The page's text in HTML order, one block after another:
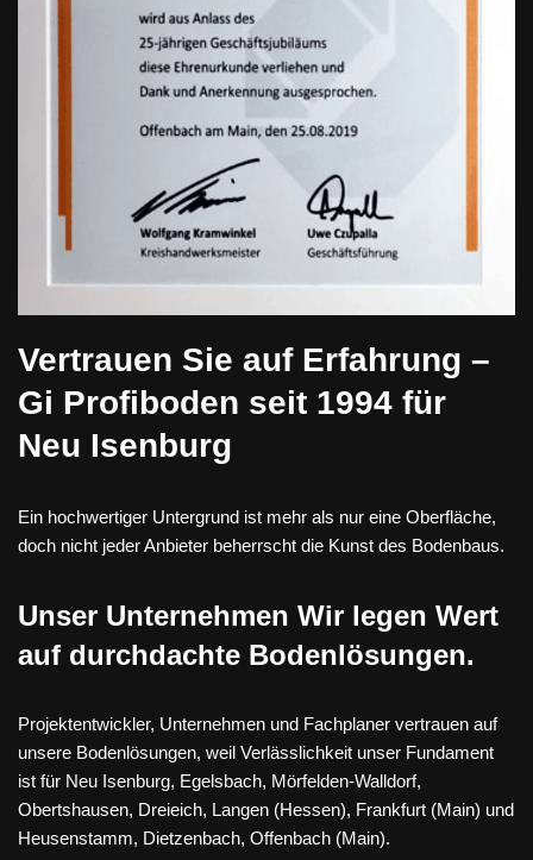
Vertrauen Sie auf Erfahrung –
Gi Profiboden seit 1994 für
Neu Isenburg
Ein hochwertiger Untergrund ist mehr als nur eine Oberfläche,
doch nicht jeder Anbieter beherrscht die Kunst des Bodenbaus.
Unser Unternehmen Wir legen Wert
auf durchdachte Bodenlösungen.
Projektentwickler, Unternehmen und Fachplaner vertrauen auf
unsere Bodenlösungen, weil Verlässlichkeit unser Fundament
ist für Neu Isenburg, Egelsbach, Mörfelden-Walldorf,
Obertshausen, Dreieich, Langen (Hessen), Frankfurt (Main) und
Heusenstamm, Dietzenbach, Offenbach (Main).